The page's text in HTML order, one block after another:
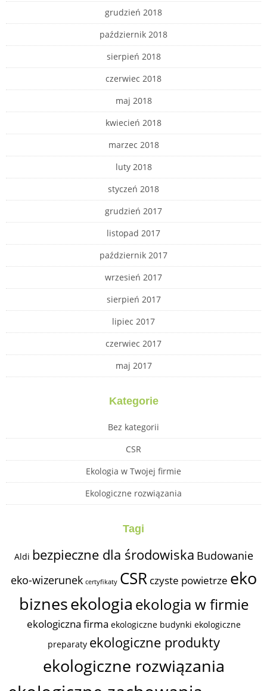
grudzień 2018
październik 2018
sierpień 2018
czerwiec 2018
maj 2018
kwiecień 2018
marzec 2018
luty 2018
styczeń 2018
grudzień 2017
listopad 2017
październik 2017
wrzesień 2017
sierpień 2017
lipiec 2017
czerwiec 2017
maj 2017
Kategorie
Bez kategorii
CSR
Ekologia w Twojej firmie
Ekologiczne rozwiązania
Tagi
Aldi bezpieczne dla środowiska Budowanie
eko-wizerunek certyfikaty CSR czyste powietrze eko
biznesekologia ekologia w firmie
ekologiczna firma ekologiczne budynki ekologiczne
preparaty ekologiczne produkty
ekologiczne rozwiązania